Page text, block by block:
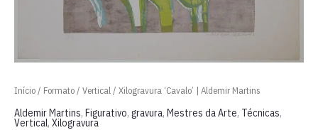
Início/ Formato/ Vertical/ Xilogravura ‘Cavalo’ | Aldemir Martins
Aldemir Martins, Figurativo, gravura, Mestres da Arte, Técnicas,
Vertical, Xilogravura